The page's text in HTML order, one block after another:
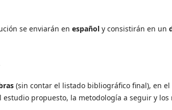
se enviarán en español y consistirán en un
(sin contar el listado bibliográfico final), en
propuesto, la metodología a seguir y los